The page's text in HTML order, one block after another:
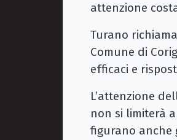
attenzione
Turano
Comune di
efficaci e
L’attenzione
non si limiterà
figurano anche